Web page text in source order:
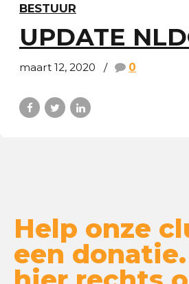
BESTUUR
UPDATE
maart 12, 2020 0
Help onze
een